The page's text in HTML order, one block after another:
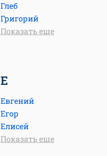
Глеб
Григорий
Показать еще
Е
Евгений
Егор
Елисей
Показать еще